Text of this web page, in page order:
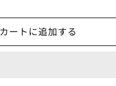
カートに追加する